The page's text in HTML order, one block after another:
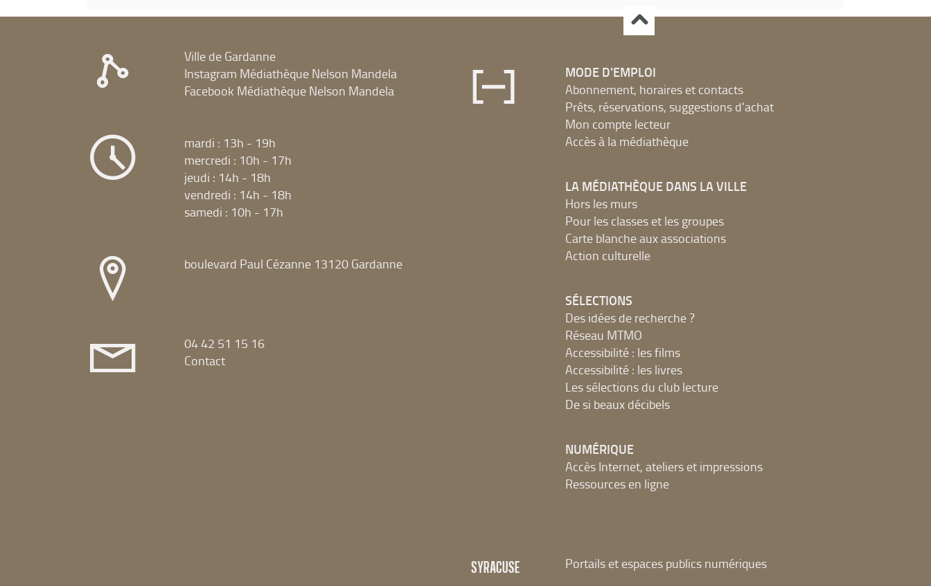
Ville de Gardanne
Instagram Médiathèque Nelson Mandela
Facebook Médiathèque Nelson Mandela
mardi : 13h - 19h
mercredi : 10h - 17h
jeudi : 14h - 18h
vendredi : 14h - 18h
samedi : 10h - 17h
boulevard Paul Cézanne 13120 Gardanne
04 42 51 15 16
Contact
MODE D'EMPLOI
Abonnement, horaires et contacts
Prêts, réservations, suggestions d'achat
Mon compte lecteur
Accès à la médiathèque
LA MÉDIATHÈQUE DANS LA VILLE
Hors les murs
Pour les classes et les groupes
Carte blanche aux associations
Action culturelle
SÉLECTIONS
Des idées de recherche ?
Réseau MTMO
Accessibilité : les films
Accessibilité : les livres
Les sélections du club lecture
De si beaux décibels
NUMÉRIQUE
Accès Internet, ateliers et impressions
Ressources en ligne
SYRACUSE Portails et espaces publics numériques